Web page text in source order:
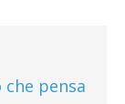
pensa